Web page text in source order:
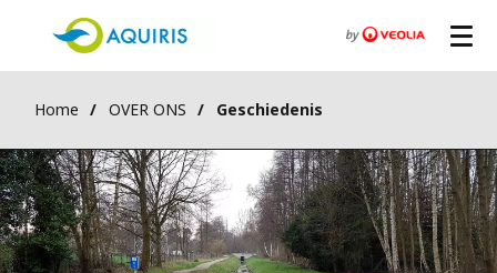
Home OVER ONS Geschiedenis